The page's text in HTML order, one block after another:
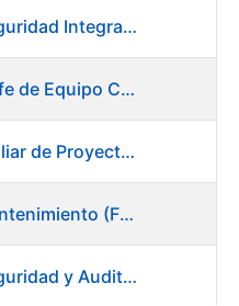
OE 13/21 - Técnico de Seguridad Integral (Centro de Trabajo de Burgos)
OE 04/21 - Maquinista Jefe de Equipo Corte y Enfajado
OE 15/22 - Ingeniero Auxiliar de Proyectos - DIT
OE 09/21 - Auxiliar de Mantenimiento (Fábrica de Papel)
OE 13/19 - Técnico de Seguridad y Auditoría Informática. Dirección de Sistemas de Información